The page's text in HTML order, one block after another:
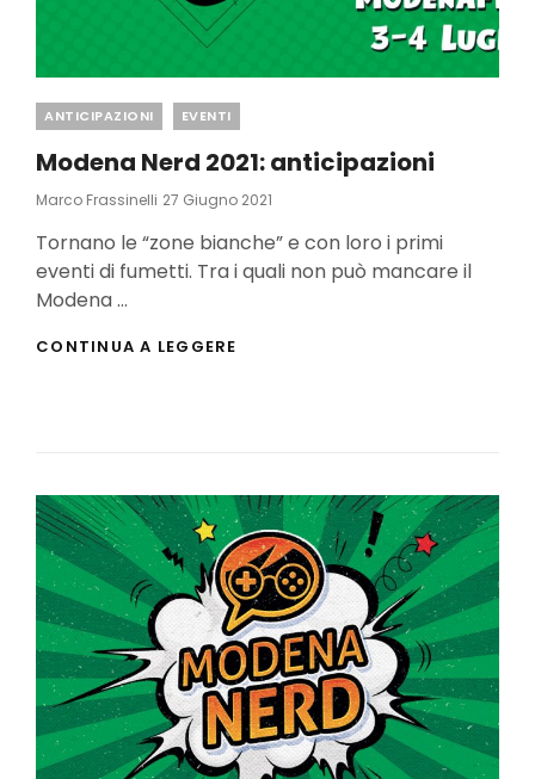
Categories
ANTICIPAZIONI EVENTI
Modena Nerd 2021: anticipazioni
Marco Frassinelli Posted
27 Giugno 2021
Tornano le “zone bianche” e con loro i primi
eventi di fumetti. Tra i quali non può mancare il
Modena …
CONTINUA A LEGGERE